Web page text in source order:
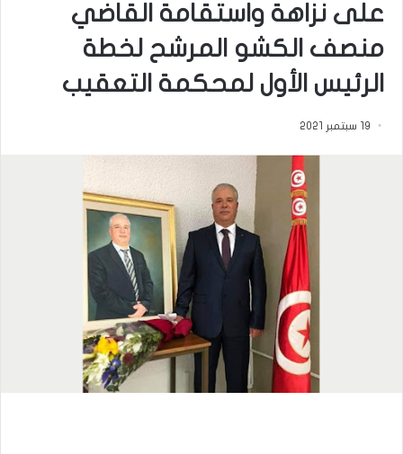
على نزاهة واستقامة القاضي
منصف الكشو المرشح لخطة
الرئيس الأول لمحكمة التعقيب
19 سبتمبر 2021